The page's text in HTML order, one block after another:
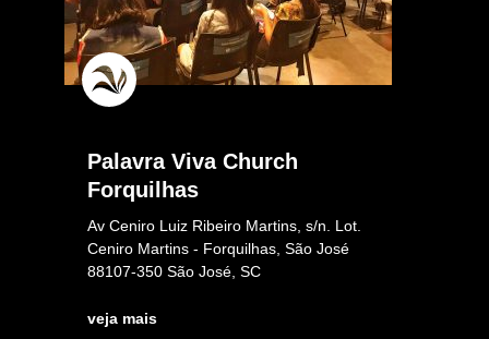
Palavra Viva Church
Forquilhas
Av Ceniro Luiz Ribeiro Martins, s/n. Lot.
Ceniro Martins - Forquilhas, São José
88107-350 São José, SC
veja mais